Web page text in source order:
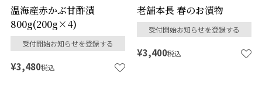
温海産赤かぶ甘酢漬
800g(200g×4)
受付開始お知らせを登録する
¥3,480税込
老舗本長 春のお漬物
受付開始お知らせを登録する
¥3,400税込